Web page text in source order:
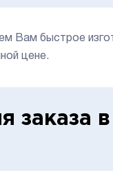
Вам быстрое
цене.
заказа